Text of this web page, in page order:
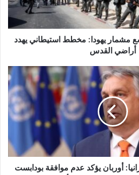
مشمار يهودا: مخطط استيطاني يهدد
أراضي القدس
أوربان يؤكد عدم موافقة بودابست